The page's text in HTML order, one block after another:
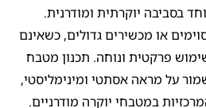
בסביבה יוקרתית ומודרנית.
או מכשירים גדולים, כשאינם
פרקטית ונוחה. תכנון מטבח
על מראה אסתטי ומינימליסטי,
במטבחי יוקרה מודרניים.